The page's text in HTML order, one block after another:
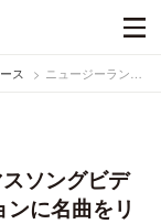
ス ニュージーランド航空、クリスマスソングビデオを発表 ～南半球の真夏バージョンに名曲をリミックス～
ソングビデ
に名曲をリ